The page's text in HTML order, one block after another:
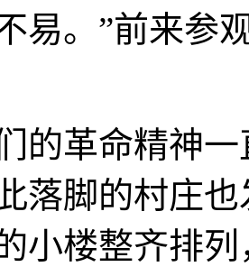
易。”前来参
革命精神一
落脚的村庄
小楼整齐排